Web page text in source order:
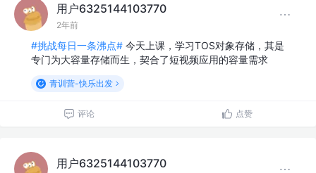
用户6325144103770
2年前
#挑战每日一条沸点# 今天上课，学习TOS对象存储，其是
专门为大容量存储而生，契合了短视频应用的容量需求
青训营-快乐出发
评论 点赞
用户6325144103770